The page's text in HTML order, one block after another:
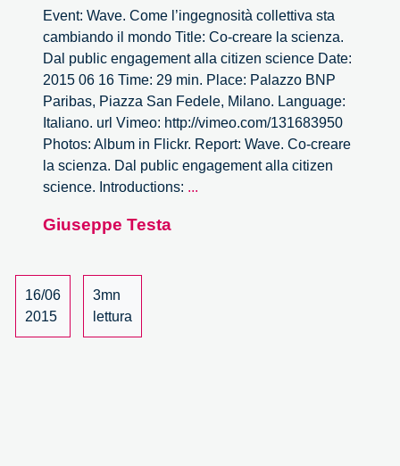
Event: Wave. Come l’ingegnosità collettiva sta
cambiando il mondo Title: Co-creare la scienza.
Dal public engagement alla citizen science Date:
2015 06 16 Time: 29 min. Place: Palazzo BNP
Paribas, Piazza San Fedele, Milano. Language:
Italiano. url Vimeo: http://vimeo.com/131683950
Photos: Album in Flickr. Report: Wave. Co-creare
la scienza. Dal public engagement alla citizen
science. Introductions: ...
Giuseppe Testa
16/06
2015
3mn
lettura